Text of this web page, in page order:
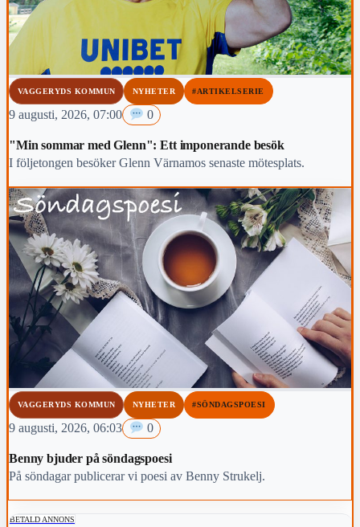
VAGGERYDS KOMMUN NYHETER #ARTIKELSERIE
9 augusti, 2026, 07:00 0
"Min sommar med Glenn": Ett imponerande besök
I följetongen besöker Glenn Värnamos senaste mötesplats.
VAGGERYDS KOMMUN NYHETER #SÖNDAGSPOESI
9 augusti, 2026, 06:03 0
Benny bjuder på söndagspoesi
På söndagar publicerar vi poesi av Benny Strukelj.
BETALD ANNONS